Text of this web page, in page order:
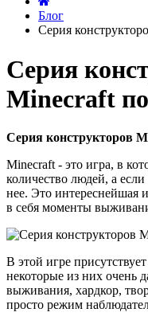
Блог
Серия
Серия
Minecraft
Серия конструкторов
Minecraft - это игра, в
количество людей, а
нее. Это интереснейшая
в себя моменты
В этой игре
некоторые из них очень
выживания, хардкор,
просто режим